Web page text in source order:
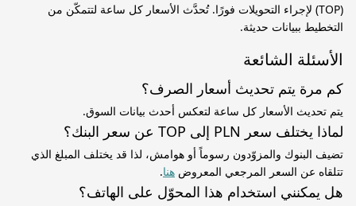
(TOP) لإجراء التحويلات فورًا. تُحدَّث الأسعار كل ساعة لتتمكّن من
التخطيط ببيانات حديثة.
الأسئلة الشائعة
كم مرة يتم تحديث أسعار الصرف؟
يتم تحديث الأسعار كل ساعة لتعكس أحدث بيانات السوق.
لماذا يختلف سعر PLN إلى TOP عن سعر البنك؟
تضيف البنوك والمزوّدون رسوماً أو هوامش، لذا قد يختلف المبلغ الذي
تتلقاه عن السعر المرجعي المعروض هنا.
هل يمكنني استخدام هذا المحوّل على الهاتف؟